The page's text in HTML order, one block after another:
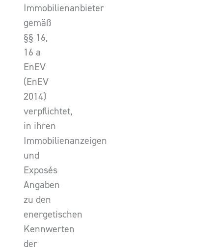
Immobilienanbieter
gemäß
§§ 16,
16 a
EnEV
(EnEV
2014)
verpflichtet,
in ihren
Immobilienanzeigen
und
Exposés
Angaben
zu den
energetischen
Kennwerten
der